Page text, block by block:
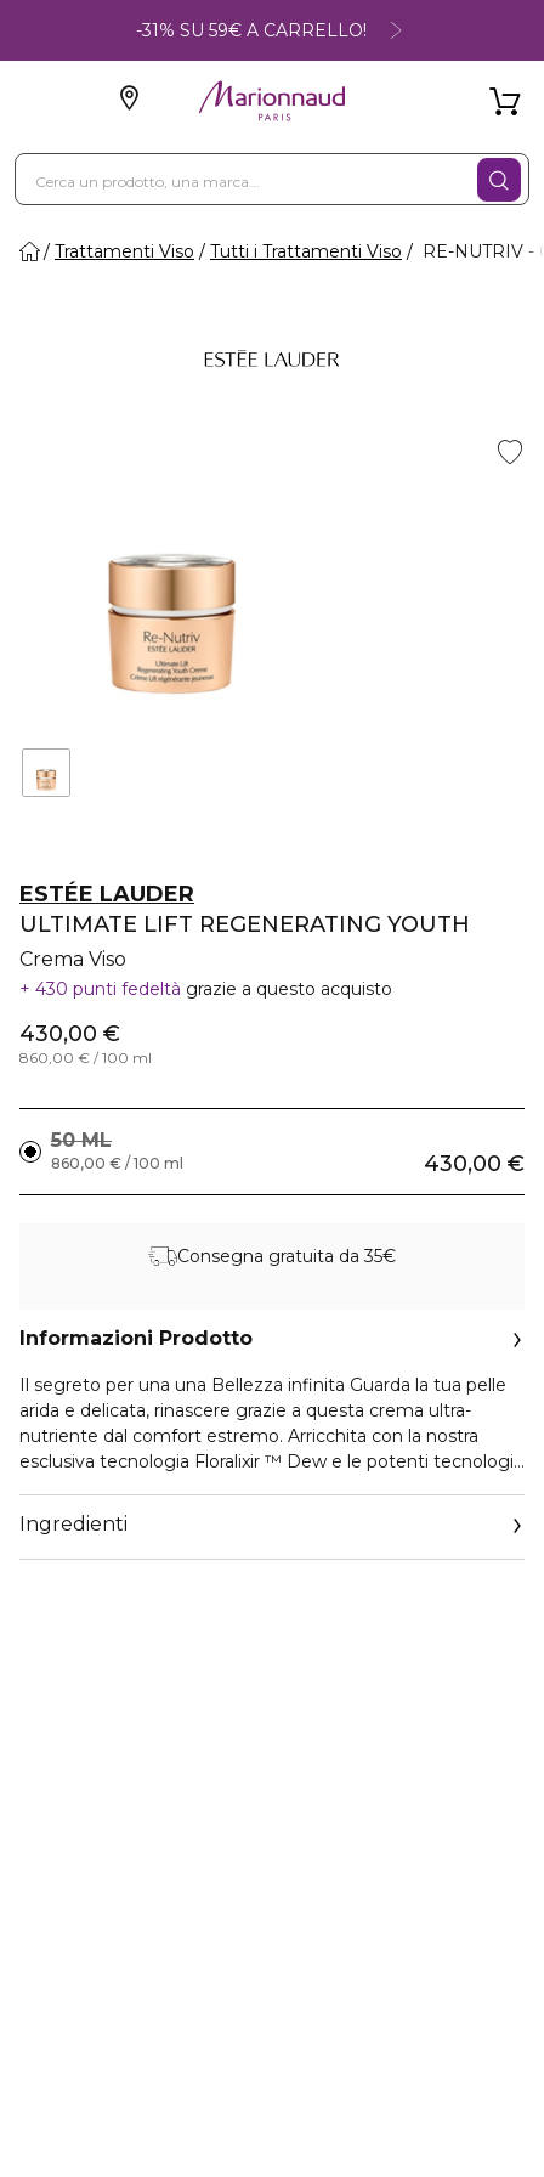
-31% SU 59€ A CARRELLO!
Trattamenti Viso Tutti i Trattamenti Viso RE-NUTRIV -
ESTÉE LAUDER
ULTIMATE LIFT REGENERATING YOUTH
Crema Viso
430 punti fedeltà grazie a questo acquisto
430,00 €
860,00 € / 100 ml
50 ML
430,00 €
860,00 € / 100 ml
Consegna gratuita da 35€
Informazioni Prodotto
Il segreto per una una Bellezza infinita Guarda la tua pelle
arida e delicata, rinascere grazie a questa crema ultra-
nutriente dal comfort estremo. Arricchita con la nostra
esclusiva tecnologia Floralixir ™ Dew e le potenti tecnologie
estremamente rinforzata e rigenerata per resistere ai segni
futuri dell'invecchiamento. Viene rivelata una splendida
radiosità.Rigenera senza fine la vitale fioritura della
Ingredienti